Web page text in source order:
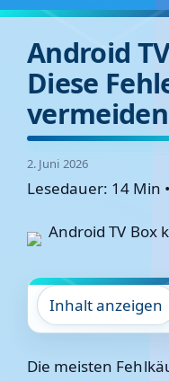
Android
Diese
vermeiden
2. Juni 2026
Lesedauer: 14 Min •
Inhalt anzeigen
Die meisten